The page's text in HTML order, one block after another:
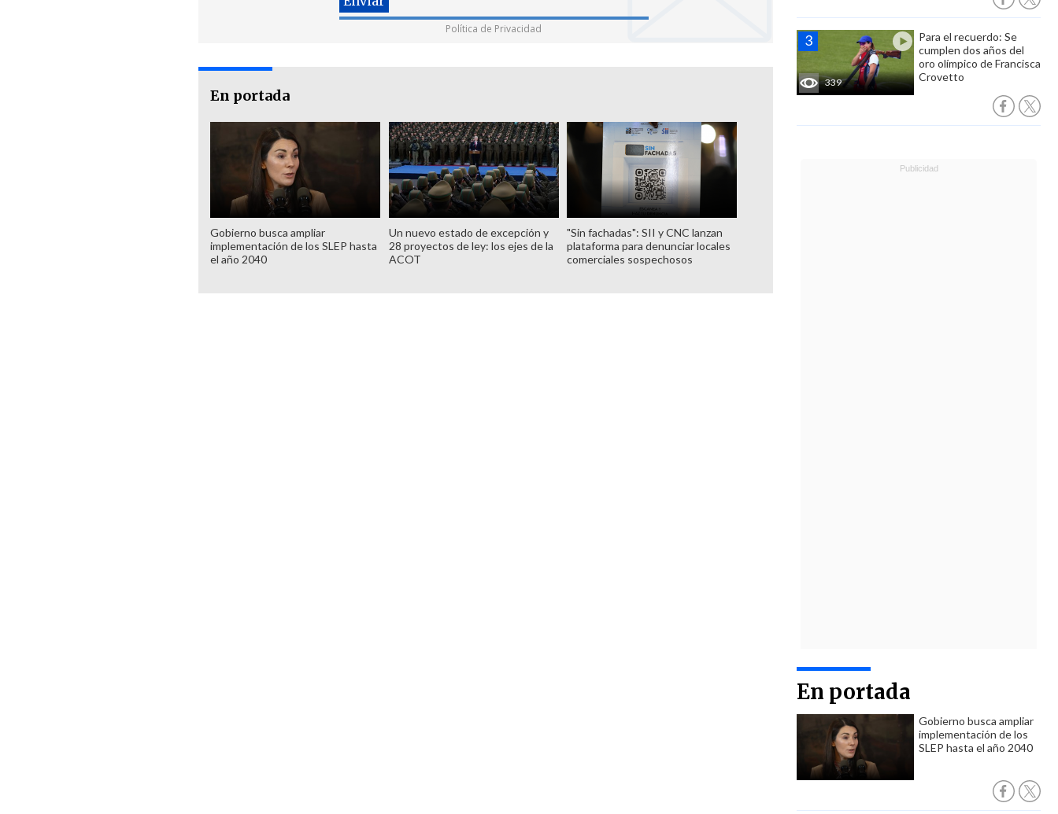
339
Para el recuerdo: Se
cumplen dos años del
oro olímpico de Francisca
Crovetto
En portada
Gobierno busca ampliar
implementación de los
SLEP hasta el año 2040
Política de Privacidad
En portada
Gobierno busca ampliar
implementación de los SLEP hasta
el año 2040
Un nuevo estado de excepción y
28 proyectos de ley: los ejes de la
ACOT
"Sin fachadas": SII y CNC lanzan
plataforma para denunciar locales
comerciales sospechosos